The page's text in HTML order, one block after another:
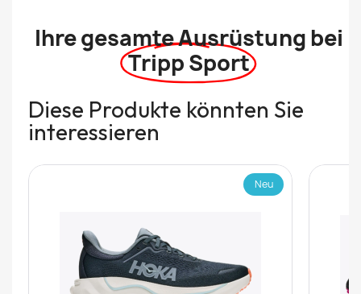
Ihre gesamte Ausrüstung bei
Tripp Sport
Diese Produkte könnten Sie
interessieren
Neu